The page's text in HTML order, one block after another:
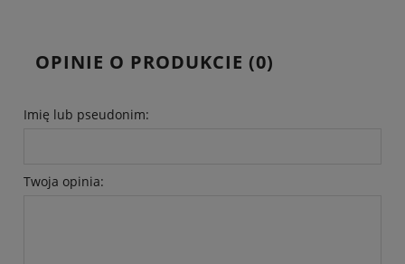
OPINIE O PRODUKCIE (0)
Imię lub pseudonim:
Twoja opinia: